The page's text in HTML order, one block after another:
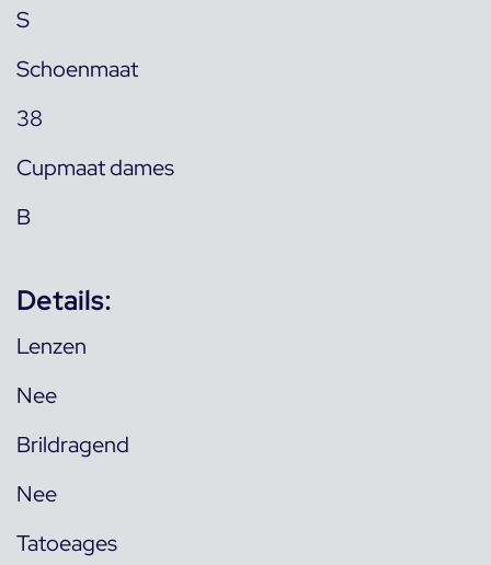
S
Schoenmaat
38
Cupmaat dames
B
Details:
Lenzen
Nee
Brildragend
Nee
Tatoeages